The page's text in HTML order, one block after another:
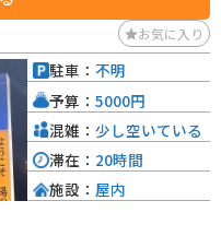
適度なワインディングと絶景が
トです。王ヶ頭付近まではマイ
ーなどの駐車場から徒歩でア
対比を楽しみたい方に強くお
ーブが続きます。エンジンブレ
が重要になる「走り応え」の
から秋にかけてのベストシーズ
お気に入り
駐車： 不明
予算： 5000円
混雑： 少し空いている
滞在： 20時間
施設： 屋内